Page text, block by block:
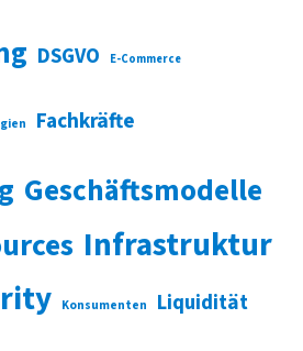
DSGVO E-Commerce
Fachkräfte
Geschäftsmodelle
Infrastruktur
Konsumenten Liquidität